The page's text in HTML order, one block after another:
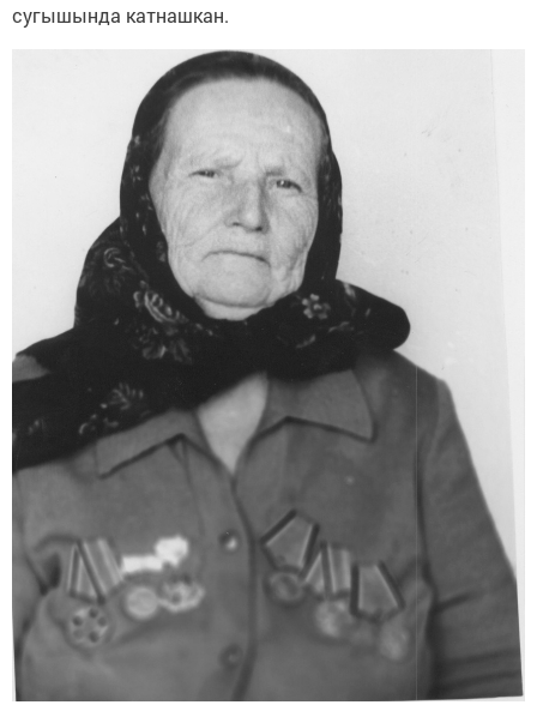
сугышында катнашкан.